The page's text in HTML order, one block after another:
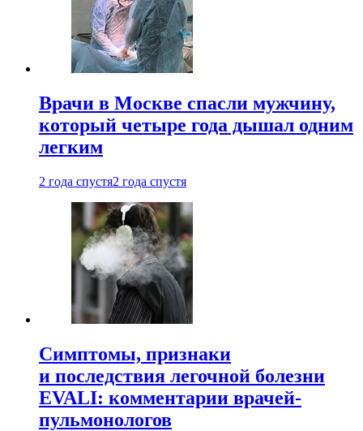
Врачи в Москве спасли мужчину,
который четыре года дышал одним
легким
2 года спустя2 года спустя
Симптомы, признаки
и последствия легочной болезни
EVALI: комментарии врачей-
пульмонологов